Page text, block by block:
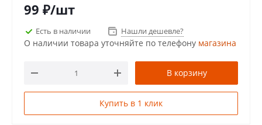
99 ₽/шт
Есть в наличии Нашли дешевле?
О наличии товара уточняйте по телефону магазина
В корзину
Купить в 1 клик